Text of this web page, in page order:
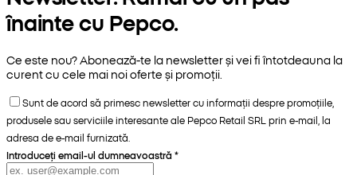
înainte cu Pepco.
Ce este nou? Abonează-te la newsletter și vei fi întotdeauna la
curent cu cele mai noi oferte și promoții.
Sunt de acord să primesc newsletter cu informații despre promoțiile,
produsele sau serviciile interesante ale Pepco Retail SRL prin e-mail, la
adresa de e-mail furnizată.
Introduceți email-ul dumneavoastră *